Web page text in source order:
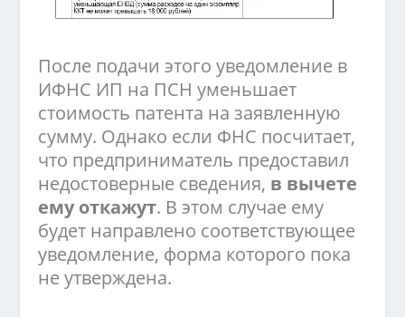
После подачи этого уведомление в
ИФНС ИП на ПСН уменьшает
стоимость патента на заявленную
сумму. Однако если ФНС посчитает,
что предприниматель предоставил
недостоверные сведения, в вычете
ему откажут. В этом случае ему
будет направлено соответствующее
уведомление, форма которого пока
не утверждена.